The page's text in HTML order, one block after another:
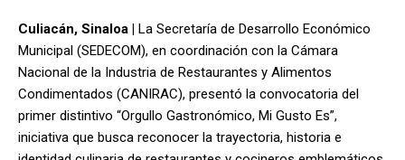
Culiacán, Sinaloa | La Secretaría de Desarrollo Económico
Municipal (SEDECOM), en coordinación con la Cámara
Nacional de la Industria de Restaurantes y Alimentos
Condimentados (CANIRAC), presentó la convocatoria del
primer distintivo “Orgullo Gastronómico, Mi Gusto Es”,
iniciativa que busca reconocer la trayectoria, historia e